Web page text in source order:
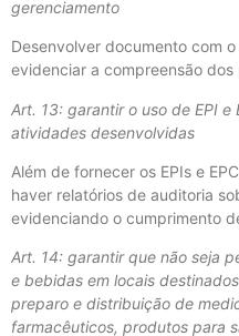
gerenciamento
Desenvolver documento com
evidenciar a compreensão dos
Art. 13: garantir o uso de EPI e
atividades desenvolvidas
Além de fornecer os EPIs e
haver relatórios de auditoria
evidenciando o cumprimento
Art. 14: garantir que não seja
e bebidas em locais
preparo e distribuição de
farmacêuticos, produtos para